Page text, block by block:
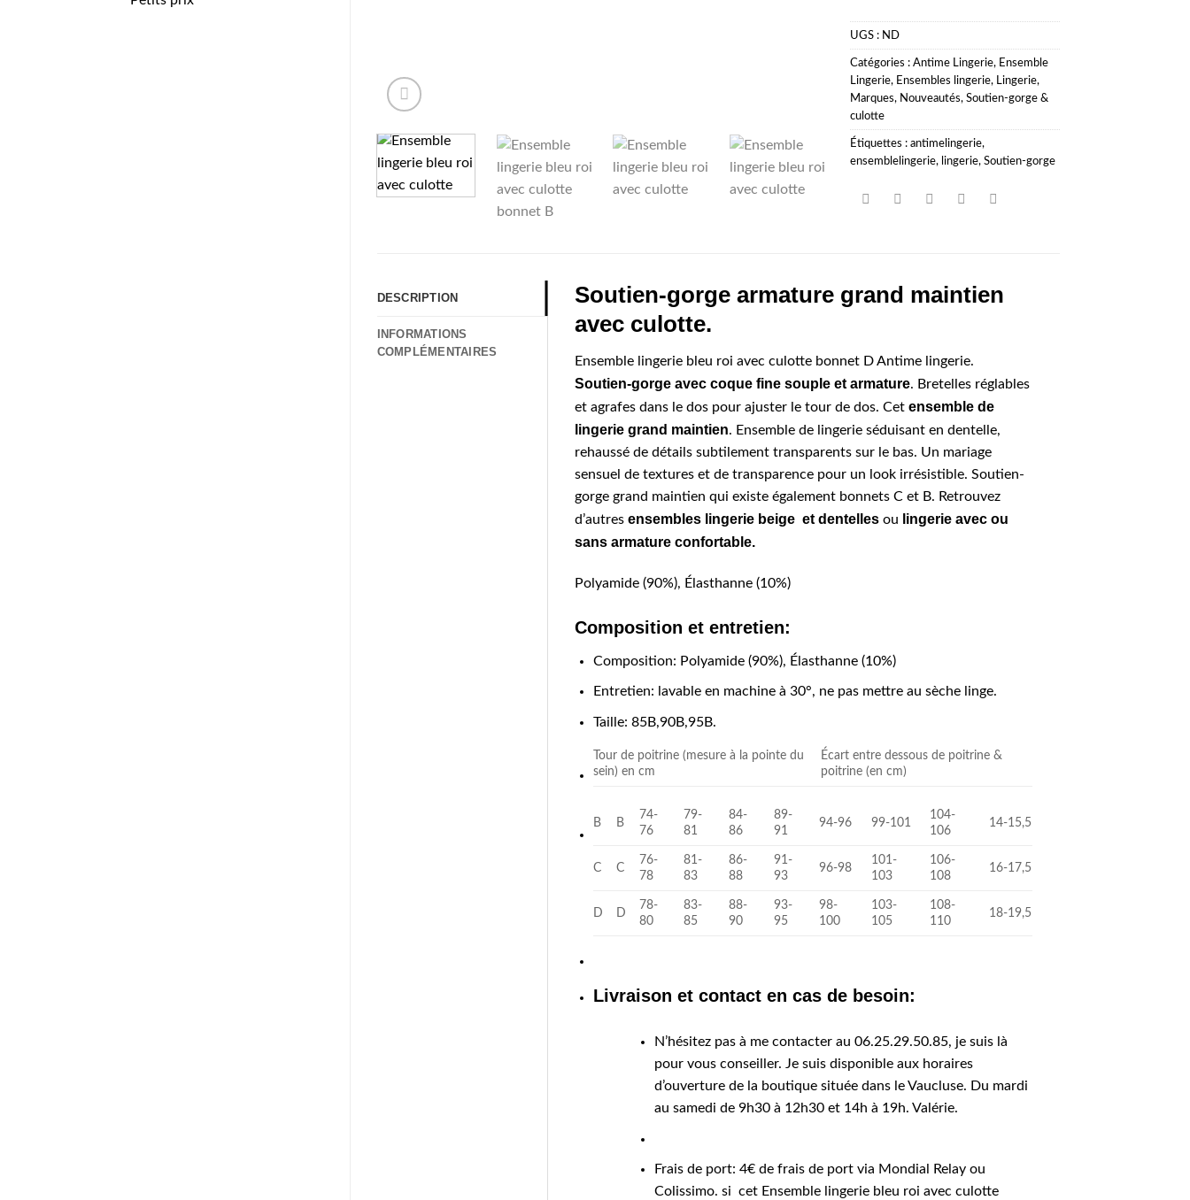
UGS : ND
Catégories : Antime Lingerie, Ensemble
Lingerie, Ensembles lingerie, Lingerie,
Marques, Nouveautés, Soutien-gorge &
culotte
Étiquettes : antimelingerie,
ensemblelingerie, lingerie, Soutien-gorge
DESCRIPTION
INFORMATIONS
COMPLÉMENTAIRES
Soutien-gorge armature grand maintien
avec culotte.
Ensemble lingerie bleu roi avec culotte bonnet D Antime lingerie.
Soutien-gorge avec coque fine souple et armature. Bretelles réglables
et agrafes dans le dos pour ajuster le tour de dos. Cetensemble de
lingerie grand maintien. Ensemble de lingerie séduisant en dentelle,
rehaussé de détails subtilement transparents sur le bas. Un mariage
sensuel de textures et de transparence pour un look irrésistible. Soutien-
gorge grand maintien qui existe également bonnets C et B. Retrouvez
d’autresensembles lingerie beige et dentelles ou
lingerie avec ou
sans armature confortable.
Polyamide (90%), Élasthanne (10%)
Composition et entretien:
Composition: Polyamide (90%), Élasthanne (10%)
Entretien: lavable en machine à 30°, ne pas mettre au sèche linge.
Taille: 85B,90B,95B.
Tour de poitrine (mesure à la pointe du
sein) en cm
Écart entre dessous de poitrine &
poitrine (en cm)
B B
74-
76
79-
81
84-
86
89-
91
94-96 99-101
104-
106
14-15,5
C C
76-
78
81-
83
86-
88
91-
93
96-98
101-
103
106-
108
16-17,5
D D
78-
80
83-
85
88-
90
93-
95
98-
100
103-
105
108-
110
18-19,5
Livraison et contact en cas de besoin:
N’hésitez pas à me contacter au 06.25.29.50.85, je suis là
pour vous conseiller. Je suis disponible aux horaires
d’ouverture de la boutique située dans le Vaucluse. Du mardi
au samedi de 9h30 à 12h30 et 14h à 19h. Valérie.
Frais de port: 4€ de frais de port via Mondial Relay ou
Colissimo. si cet Ensemble lingerie bleu roi avec culotte